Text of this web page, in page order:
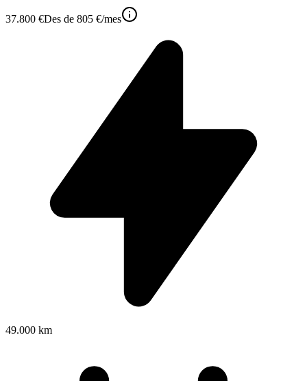
37.800 €Des de 805 €/mes
49.000 km